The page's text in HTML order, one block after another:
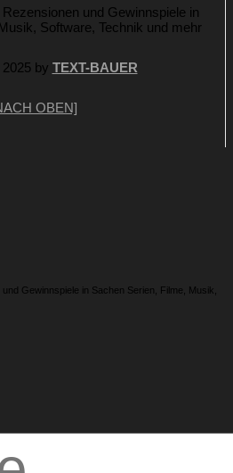
und Gewinnspiele in
Software, Technik und mehr
by TEXT-BAUER
OBEN]
Gewinnspiele in Sachen Serien, Filme, Musik,